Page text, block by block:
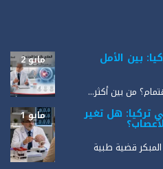
بين الأمل
مايو 2
من بين أكثر...
تركيا: هل تغير
مايو 1
قضية طبية